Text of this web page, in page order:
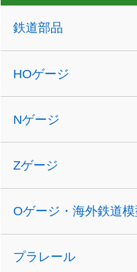
鉄道部品
HOゲージ
Nゲージ
Zゲージ
Oゲージ・海外鉄道模
プラレール